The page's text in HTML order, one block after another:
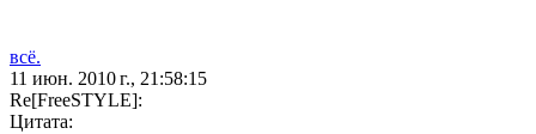
всё.
11 июн. 2010 г., 21:58:15
Re[FreeSTYLE]:
Цитата: